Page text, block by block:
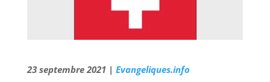
23 septembre 2021 | Evangeliques.info